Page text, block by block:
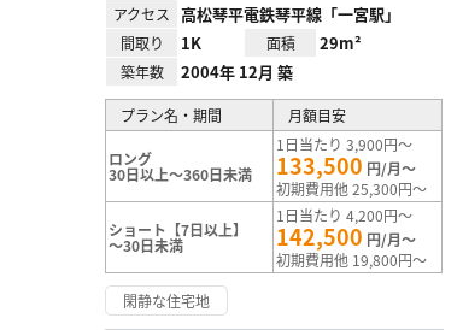
アクセス 高松琴平電鉄琴平線「一宮駅」
間取り 1K 面積 29m²
築年数 2004年 12月 築
プラン名・期間 月額目安
ロング
30日以上～360日未満
1日当たり 3,900円～
133,500 円/月～
初期費用他 25,300円～
ショート【7日以上】
～30日未満
1日当たり 4,200円～
142,500 円/月～
初期費用他 19,800円～
閑静な住宅地